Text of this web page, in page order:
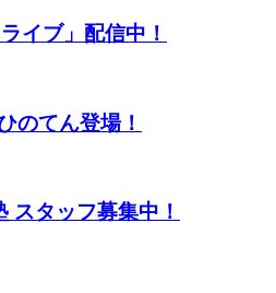
イブ」配信中！
のてん登場！
スタッフ募集中！